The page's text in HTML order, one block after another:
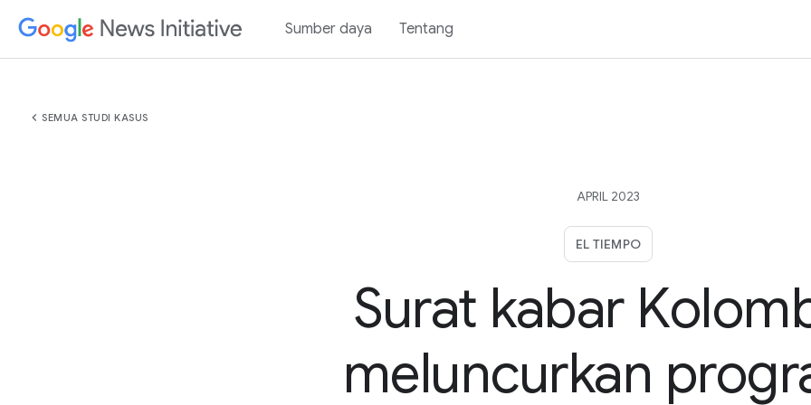
Sumber daya Tentang
chevron_left SEMUA STUDI KASUS
APRIL 2023
EL TIEMPO
Surat kabar
meluncurkan